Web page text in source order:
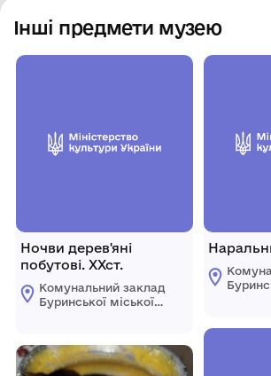
Інші предмети музею
Ночви дерев'яні
побутові. ХХст.
Комунальний заклад
Буринської міської
імені Павла Попова"
імені